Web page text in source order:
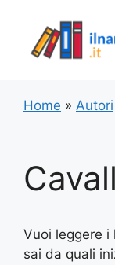
contenuto
Home » Autori
Vuoi leggere i
sai da quali